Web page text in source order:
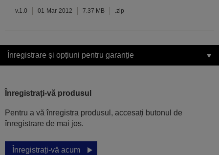
v.1.0 01-Mar-2012 7.37 MB .zip
Înregistrare și opțiuni pentru garanție
Înregistrați-vă produsul
Pentru a vă înregistra produsul, accesați butonul de
înregistrare de mai jos.
Înregistrați-vă acum